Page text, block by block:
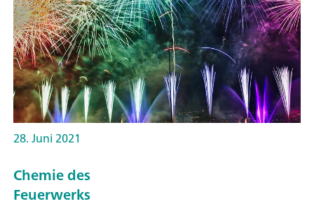
28. Juni 2021
Chemie des
Feuerwerks